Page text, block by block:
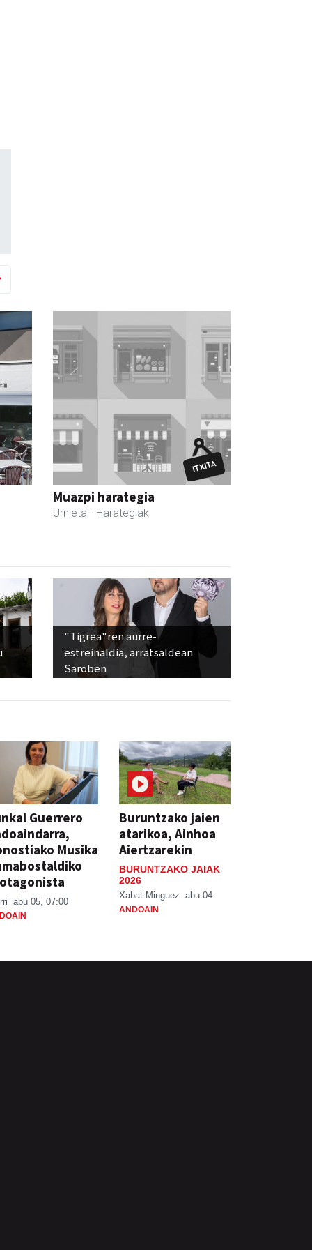
Muazpi harategia
Urnieta - Harategiak
"Tigrea"ren aurre-
estreinaldia, arratsaldean
Saroben
Guerrero
Musika
abu 05, 07:00
Buruntzako jaien
atarikoa, Ainhoa
Aiertzarekin
BURUNTZAKO JAIAK
2026
Xabat Minguez abu 04
ANDOAIN